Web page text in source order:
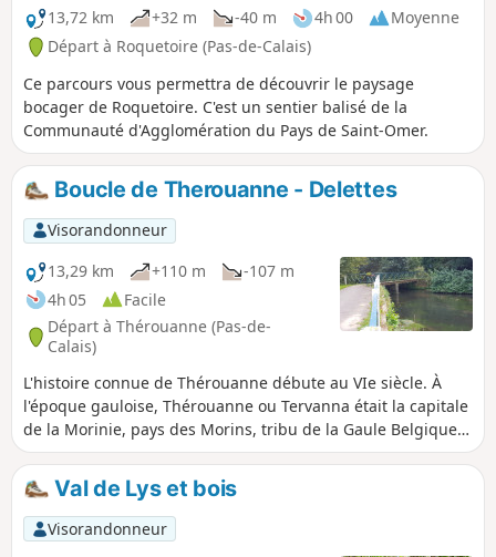
13,72 km
+32 m -40 m 4h 00
Moyenne
Départ à Roquetoire (Pas-de-Calais)
Ce parcours vous permettra de découvrir le paysage
bocager de Roquetoire. C'est un sentier balisé de la
Communauté d'Agglomération du Pays de Saint-Omer.
Boucle de Therouanne - Delettes
Visorandonneur
13,29 km
+110 m
-107 m
4h 05
Facile
Départ à Thérouanne (Pas-de-
Calais)
L'histoire connue de Thérouanne débute au VIe siècle. À
l'époque gauloise, Thérouanne ou Tervanna était la capitale
de la Morinie, pays des Morins, tribu de la Gaule Belgique.
Il y a actuellement un site archéologique de l'ancienne
Thérouanne. Il est très difficile de mettre en valeur ces
vestiges car Charles Quint avait décidé que la ville et tous
ses bâtiments seraient rasés ''jusque dans ses fondements’'.
Thérouanne -Delettes est une étape de la Francigéna.
Val de Lys et bois
Visorandonneur